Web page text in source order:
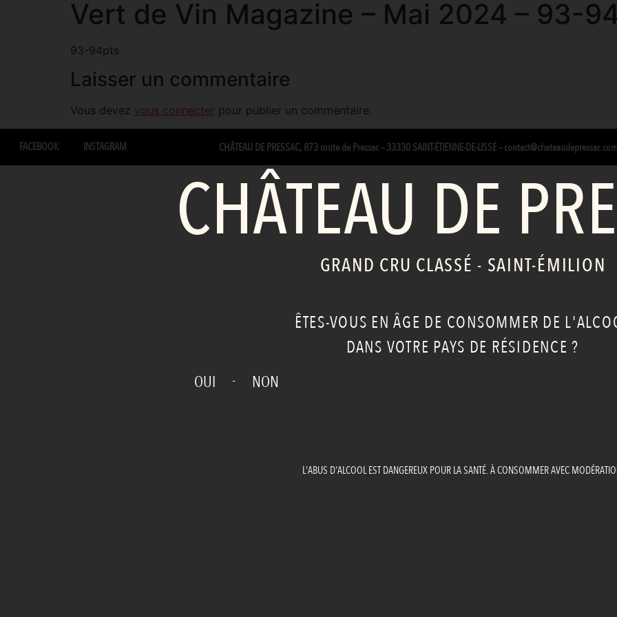
Vert de Vin Magazine – Mai 2024 – 93-
93-94pts
Laisser un commentaire
Vous devez vous connecter pour publier un commentaire.
FACEBOOK INSTAGRAM CHÂTEAU DE PRESSAC, 873 route de Pressac – 33330 SAINT-ÉTIENNE-DE-LISSE–contact@chateaudepressac.com
CHÂTEAU DE
GRAND CRU CLASSÉ - SAINT-ÉMILION
ÊTES-VOUS EN ÂGE DE CONSOMMER DE
DANS VOTRE PAYS DE RÉSIDENCE ?
OUI - NON
L'ABUS D'ALCOOL EST DANGEREUX POUR LA SANTÉ. À CONSOMMER AVEC